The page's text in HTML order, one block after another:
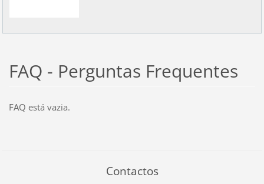
FAQ - Perguntas Frequentes
FAQ está vazia.
Contactos